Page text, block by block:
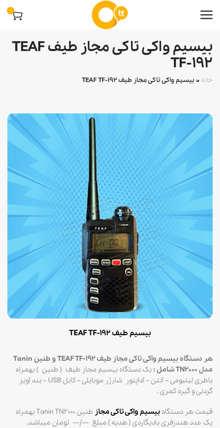
0
بیسیم واکی تاکی مجاز طیف TEAF
TF-192
خانه » بیسیم واکی تاکی مجاز طیف TEAF TF-192
بیسیم طیف TEAF TF-192
هر دستگاه بیسیم واکی تاکی مجاز طیف TEAF TF-192 و طنین Tanin
مدل TN2000 شامل :
یک دستگاه بیسیم مجاز طیف ( طنین ) بهمراه
باطری لیتیومی – آنتن – آداپتور شارژر موبایلی – کابل USB – بند آویز
گردنی و گیره کمری .
قیمت هر دستگاه بیسیم واکی تاکی مجاز
طنین Tanin TN2000 بهمراه
یک عدد هندزفری بادیگاردی ( هدیه ) مبلغ —/— تومان میباشد.